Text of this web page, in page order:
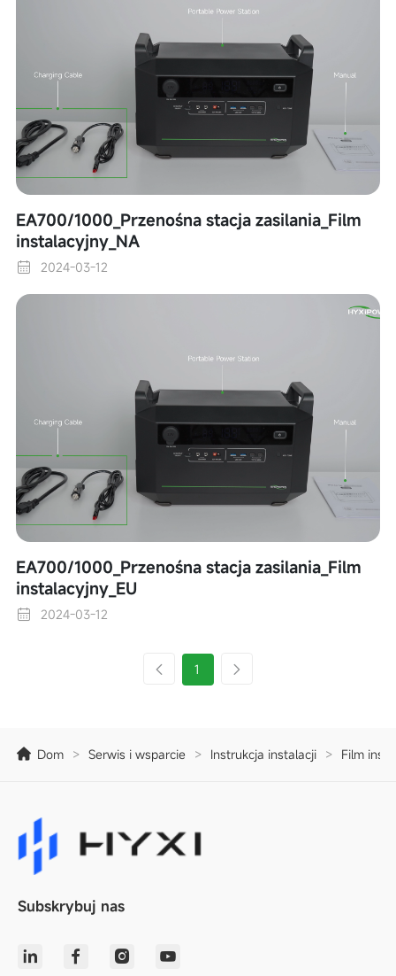
EA700/1000_Przenośna stacja zasilania_Film
instalacyjny_NA
2024-03-12
EA700/1000_Przenośna stacja zasilania_Film
instalacyjny_EU
2024-03-12
1
Dom > Serwis i wsparcie > Instrukcja instalacji > Film
Subskrybuj nas